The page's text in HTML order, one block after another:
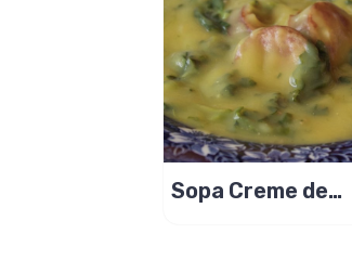
Sopa Creme de